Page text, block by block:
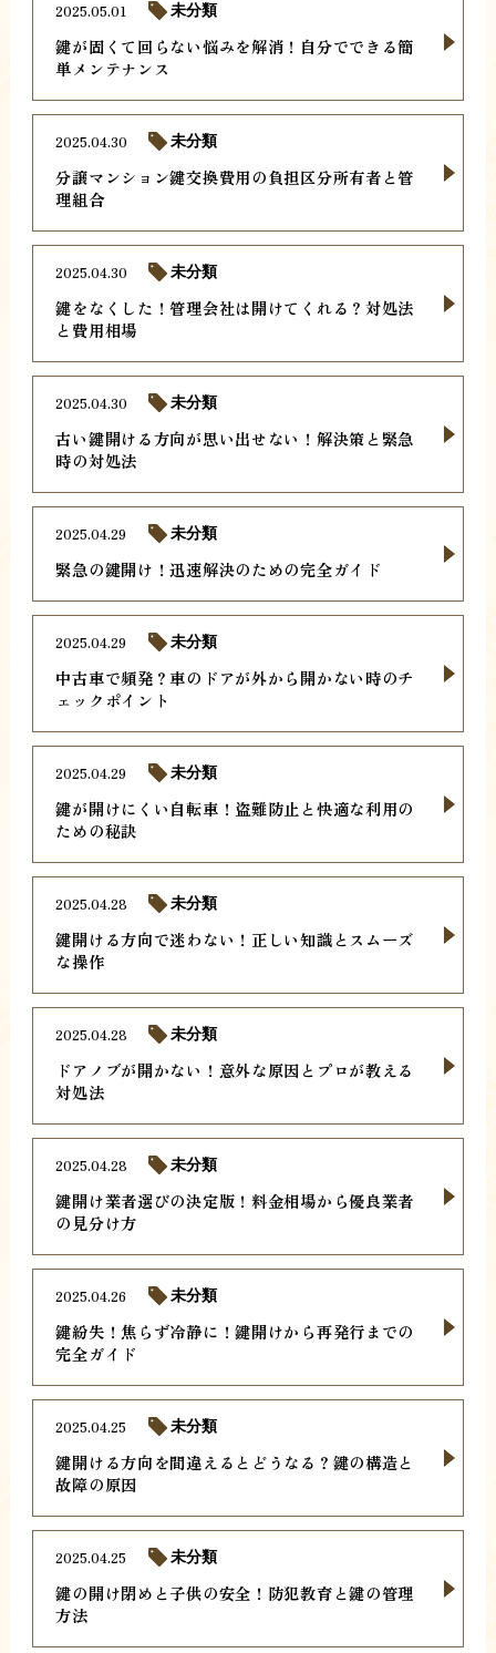
鍵が固くて回らない悩みを解消！自分でできる簡
単メンテナンス
2025.05.01 未分類
分譲マンション鍵交換費用の負担区分所有者と管
理組合
2025.04.30 未分類
鍵をなくした！管理会社は開けてくれる？対処法
と費用相場
2025.04.30 未分類
古い鍵開ける方向が思い出せない！解決策と緊急
時の対処法
2025.04.30 未分類
緊急の鍵開け！迅速解決のための完全ガイド
2025.04.29 未分類
中古車で頻発？車のドアが外から開かない時のチ
ェックポイント
2025.04.29 未分類
鍵が開けにくい自転車！盗難防止と快適な利用の
ための秘訣
2025.04.29 未分類
鍵開ける方向で迷わない！正しい知識とスムーズ
な操作
2025.04.28 未分類
ドアノブが開かない！意外な原因とプロが教える
対処法
2025.04.28 未分類
鍵開け業者選びの決定版！料金相場から優良業者
の見分け方
2025.04.28 未分類
鍵紛失！焦らず冷静に！鍵開けから再発行までの
完全ガイド
2025.04.26 未分類
鍵開ける方向を間違えるとどうなる？鍵の構造と
故障の原因
2025.04.25 未分類
鍵の開け閉めと子供の安全！防犯教育と鍵の管理
方法
2025.04.25 未分類